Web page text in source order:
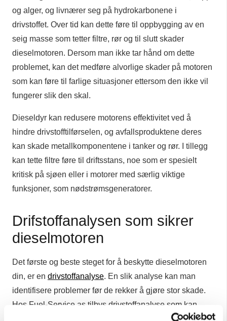
og alger, og livnærer seg på hydrokarbonene i
drivstoffet. Over tid kan dette føre til oppbygging av en
seig masse som tetter filtre, rør og til slutt skader
dieselmotoren. Dersom man ikke tar hånd om dette
problemet, kan det medføre alvorlige skader på motoren
som kan føre til farlige situasjoner ettersom den ikke vil
fungerer slik den skal.
Dieseldyr kan redusere motorens effektivitet ved å
hindre drivstofftilførselen, og avfallsproduktene deres
kan skade metallkomponentene i tanker og rør. I tillegg
kan tette filtre føre til driftsstans, noe som er spesielt
kritisk på sjøen eller i motorer med særlig viktige
funksjoner, som nødstrømsgeneratorer.
Drifstoffanalysen som sikrer
dieselmotoren
Det første og beste steget for å beskytte dieselmotoren
din, er en drivstoffanalyse. En slik analyse kan man
identifisere problemer før de rekker å gjøre stor skade.
Hos Fuel-Service as tilbys drivstoffanalyse som kan
avdekke mikrobiell vekst, vanninnhold, og generell